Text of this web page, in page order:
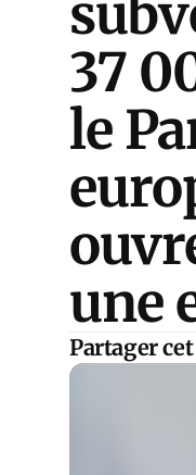
37
le
une
Partager